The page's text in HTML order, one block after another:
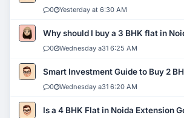
0 Yesterday at 6:30 AM
Why should I buy a 3 BHK flat in
0 Wednesday a31 6:25 AM
Smart Investment Guide to Buy 2
0 Wednesday a31 6:20 AM
Is a 4 BHK Flat in Noida Extension